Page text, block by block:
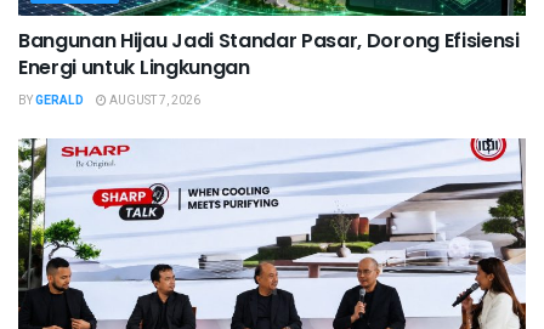
Bangunan Hijau Jadi Standar Pasar, Dorong Efisiensi
Energi untuk Lingkungan
BYGERALD AUGUST 7, 2026